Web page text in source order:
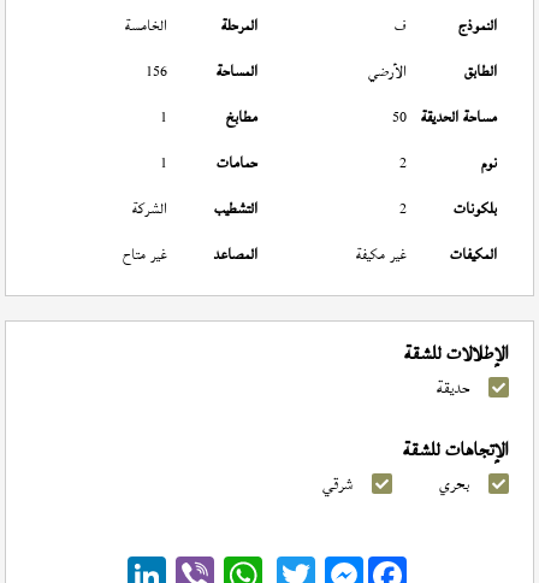
النموذج
ف المرحلة
الخامسة
الطابق
الأرضي المساحة
156
مساحة الحديقة 50 مطابخ
1
نوم
2 حمامات
1
بلكونات
2 التشطيب
الشركة
المكيفات
غير مكيفة المصاعد غير متاح
الإطلالات للشقة
حديقة
الإتجاهات للشقة
بحري شرقي
Messenger